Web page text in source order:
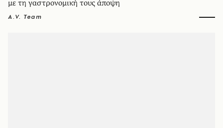
με τη γαστρονομική τους άποψη
A.V. Team